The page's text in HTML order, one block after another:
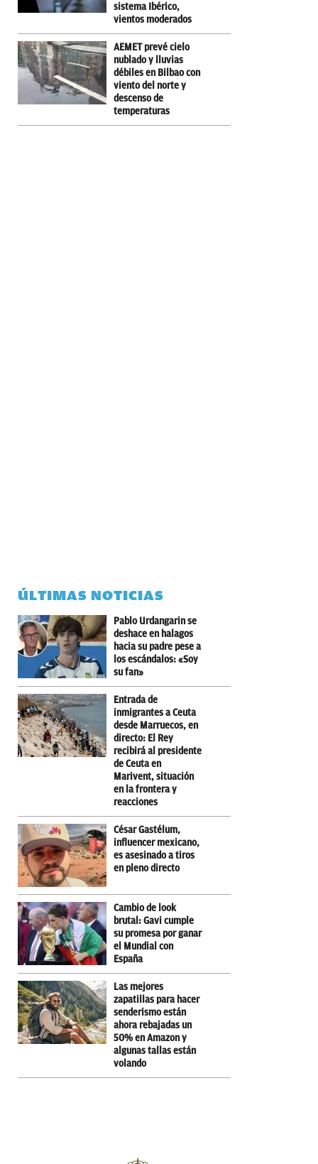
sistema Ibérico,
vientos moderados
AEMET prevé cielo
nublado y lluvias
débiles en Bilbao con
viento del norte y
descenso de
temperaturas
ÚLTIMAS NOTICIAS
Pablo Urdangarin se
deshace en halagos
hacia su padre pese a
los escándalos: «Soy
su fan»
Entrada de
inmigrantes a Ceuta
desde Marruecos, en
directo: El Rey
recibirá al presidente
de Ceuta en
Marivent, situación
en la frontera y
reacciones
César Gastélum,
influencer mexicano,
es asesinado a tiros
en pleno directo
Cambio de look
brutal: Gavi cumple
su promesa por ganar
el Mundial con
España
Las mejores
zapatillas para hacer
senderismo están
ahora rebajadas un
50% en Amazon y
algunas tallas están
volando